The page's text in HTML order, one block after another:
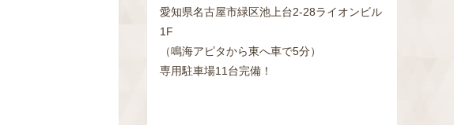
愛知県名古屋市緑区池上台2‐28ライオンビル
1F
（鳴海アピタから東へ車で5分）
専用駐車場11台完備！